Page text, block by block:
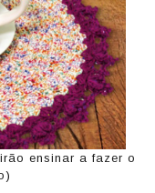
ensinar a fazer o